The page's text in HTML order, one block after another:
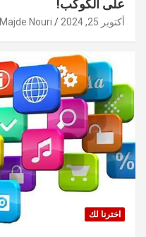
على الكوكب!
أكتوبر 25, 2024 Majde Nouri
اخترنا لك